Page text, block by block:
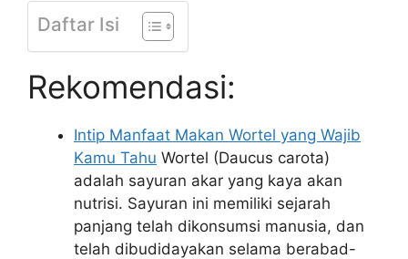
Daftar Isi
Rekomendasi:
Intip Manfaat Makan Wortel yang Wajib
Kamu Tahu Wortel (Daucus carota)
adalah sayuran akar yang kaya akan
nutrisi. Sayuran ini memiliki sejarah
panjang telah dikonsumsi manusia, dan
telah dibudidayakan selama berabad-